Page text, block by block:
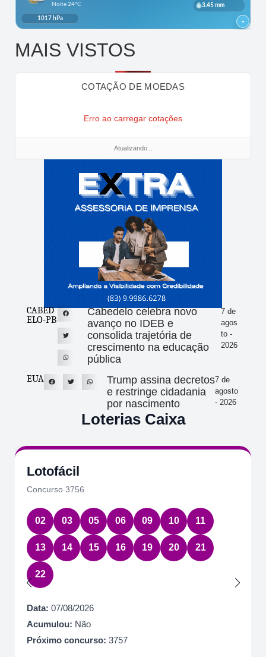
MAIS VISTOS
COTAÇÃO DE MOEDAS
Erro ao carregar cotações
Atualizando...
CABED
ELO-PB
Cabedelo celebra novo
avanço no IDEB e
consolida trajetória de
crescimento na educação
pública
7 de
agos
to -
2026
EUA
Trump assina decretos
e restringe cidadania
por nascimento
7 de
agosto
- 2026
Loterias Caixa
Lotofácil
Concurso 3756
02 03 05 06 09 10 11
13 14 15 16 19 20 21
22
Data: 07/08/2026
Acumulou: Não
Próximo concurso: 3757